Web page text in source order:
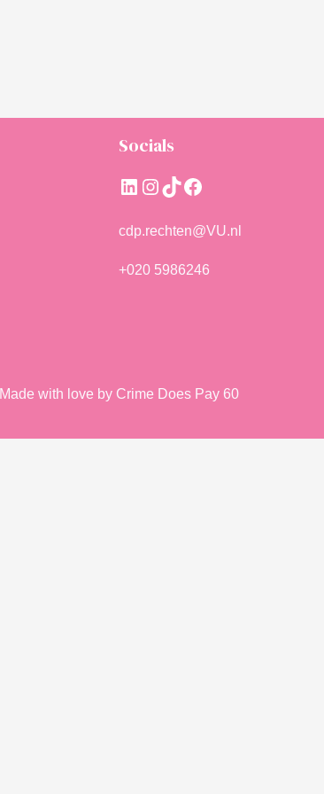
Socials
LinkedIn
Instagram
TikTokFacebook
cdp.rechten@VU.nl
+020 5986246
Made with love by Crime Does Pay 60